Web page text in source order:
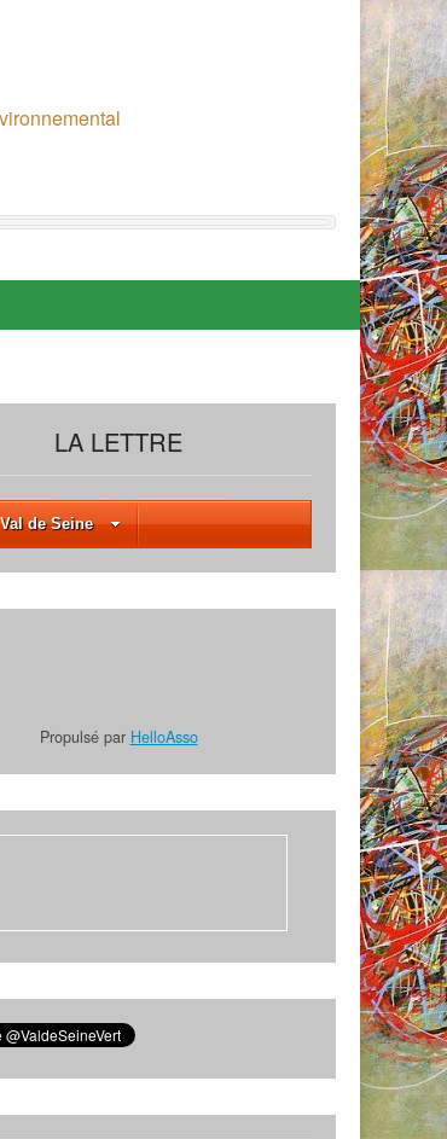
LA LETTRE
de Seine
Propulsé par HelloAsso